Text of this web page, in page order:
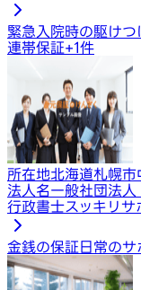
緊急入院時の駆けつ
連帯保証+1件
所在地北海道札幌
法人名一般社団法
行政書士スッキリサ
金銭の保証日常のサ